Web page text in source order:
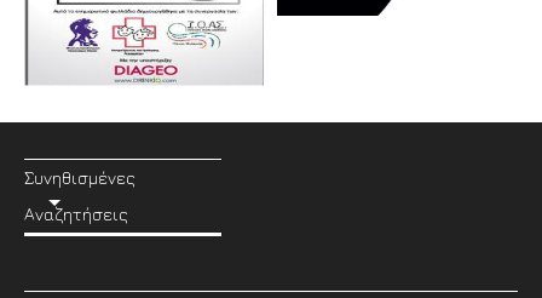
Συνηθισμένες
Αναζητήσεις